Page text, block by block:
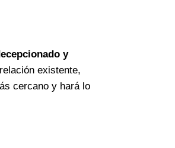
y
existente,
cercano y hará lo